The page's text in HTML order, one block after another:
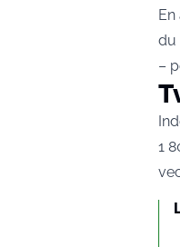
du
–
1